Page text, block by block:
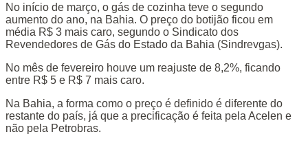
No início de março, o gás de cozinha teve o segundo
aumento do ano, na Bahia. O preço do botijão ficou em
média R$ 3 mais caro, segundo o Sindicato dos
Revendedores de Gás do Estado da Bahia (Sindrevgas).
No mês de fevereiro houve um reajuste de 8,2%, ficando
entre R$ 5 e R$ 7 mais caro.
Na Bahia, a forma como o preço é definido é diferente do
restante do país, já que a precificação é feita pela Acelen e
não pela Petrobras.